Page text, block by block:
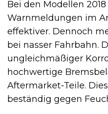
Bei den Modellen
Warnmeldungen im
effektiver. Dennoch
bei nasser Fahrbahn.
ungleichmäßiger
hochwertige
Aftermarket-Teile.
beständig gegen